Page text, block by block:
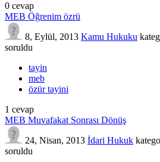
0 cevap
MEB Öğrenim özrü
8, Eylül, 2013 Kamu Hukuku
soruldu
tayin
meb
özür tayini
1 cevap
MEB Muvafakat Sonrası Dönüş
24, Nisan, 2013 İdari Hukuk
soruldu